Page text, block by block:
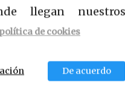
es consecuencia
los vasos
K2 interfiere con
llegan nuestros
de cookies
De acuerdo